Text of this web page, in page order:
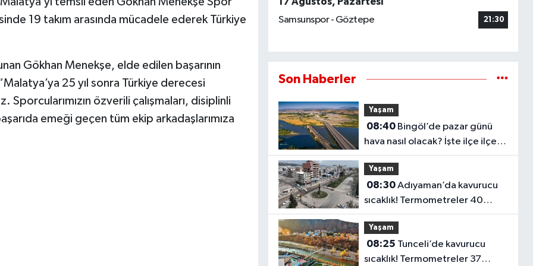
19 takım arasında mücadele ederek Türkiye
Gökhan Menekşe, elde edilen başarının
25 yıl sonra Türkiye derecesi
Sporcularımızın özverili çalışmaları, disiplinli
emeği geçen tüm ekip arkadaşlarımıza
Samsunspor - Göztepe
21:30
Son Haberler
Yaşam
08:40Bingöl’de pazar günü
hava nasıl olacak? İşte ilçe ilçe
sıcaklıklar
Yaşam
08:30Adıyaman’da kavurucu
sıcaklık! Termometreler 40
dereceyi görecek
Yaşam
08:25
sıcaklık! Termometreler 37